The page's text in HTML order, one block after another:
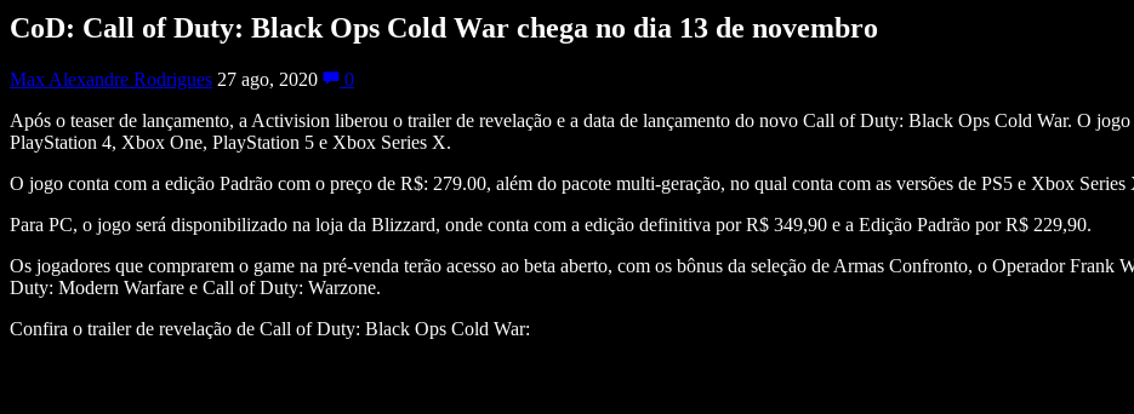
CoD: Call of Duty: Black Ops Cold War chega no dia 13 de novembro
Max Alexandre Rodrigues 27 ago, 2020
0
Após o teaser de lançamento, a Activision liberou o trailer de revelação e a data de lançamento do novo Call of Duty: Black Ops Cold War. O
PlayStation 4, Xbox One, PlayStation 5 e Xbox Series X.
O jogo conta com a edição Padrão com o preço de R$: 279.00, além do pacote multi-geração, no qual conta com as versões de PS5 e Xbox
Para PC, o jogo será disponibilizado na loja da Blizzard, onde conta com a edição definitiva por R$ 349,90 e a Edição Padrão por R$ 229,90.
Os jogadores que comprarem o game na pré-venda terão acesso ao beta aberto, com os bônus da seleção de Armas Confronto, o Operador Frank
Duty: Modern Warfare e Call of Duty: Warzone.
Confira o trailer de revelação de Call of Duty: Black Ops Cold War: